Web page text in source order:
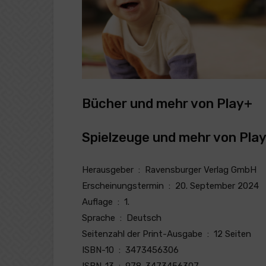
Bücher und mehr von Play+
Spielzeuge und mehr von
Herausgeber ‏ : ‎ Ravensburger Verlag GmbH
Erscheinungstermin ‏ : ‎ 20. September 2024
Auflage ‏ : ‎ 1.
Sprache ‏ : ‎ Deutsch
Seitenzahl der Print-Ausgabe ‏ : ‎ 12 Seiten
ISBN-10 ‏ : ‎ 3473456306